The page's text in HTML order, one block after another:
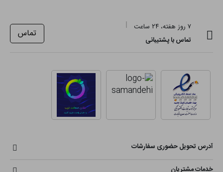
۷ روز هفته، ۲۴ ساعت
تماس با پشتیبانی
تماس
آدرس تحویل حضوری سفارشات
خدمات مشتریان